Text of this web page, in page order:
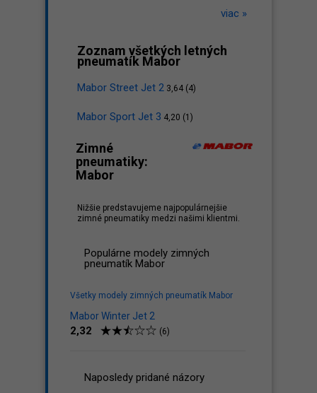
viac »
Zoznam všetkých letných
pneumatík Mabor
Mabor Street Jet 2 3,64 (4)
Mabor Sport Jet 3 4,20 (1)
Zimné
pneumatiky:
Mabor
Nižšie predstavujeme najpopulárnejšie
zimné pneumatiky medzi našimi klientmi.
Populárne modely zimných
pneumatík Mabor
Všetky modely zimných pneumatík Mabor
Mabor Winter Jet 2
2,32 (6)
Naposledy pridané názory